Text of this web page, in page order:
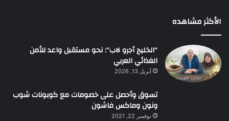
الأكثر مشاهده
“الخليج أجرو لاب”: نحو مستقبل واعد للأمن
الغذائي العربي
أبريل 13, 2026
تسوق وأحصل على خصومات مع كوبونات شوب
ونون وماكس فاشون
نوفمبر 22, 2021